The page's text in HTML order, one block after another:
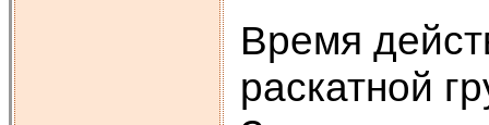
Время
раскатной